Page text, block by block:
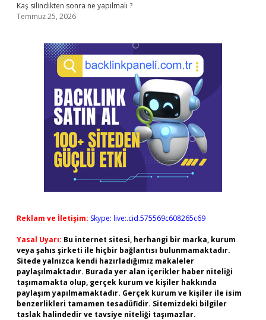
Kaş silindikten sonra ne yapılmalı ?
Temmuz 25, 2026
Reklam ve İletişim: Skype: live:.cid.575569c608265c69
Yasal Uyarı: Bu internet sitesi, herhangi bir marka, kurum
veya şahıs şirketi ile hiçbir bağlantısı bulunmamaktadır.
Sitede yalnızca kendi hazırladığımız makaleler
paylaşılmaktadır. Burada yer alan içerikler haber niteliği
taşımamakta olup, gerçek kurum ve kişiler hakkında
paylaşım yapılmamaktadır. Gerçek kurum ve kişiler ile isim
benzerlikleri tamamen tesadüfidir. Sitemizdeki bilgiler
taslak halindedir ve tavsiye niteliği taşımazlar.